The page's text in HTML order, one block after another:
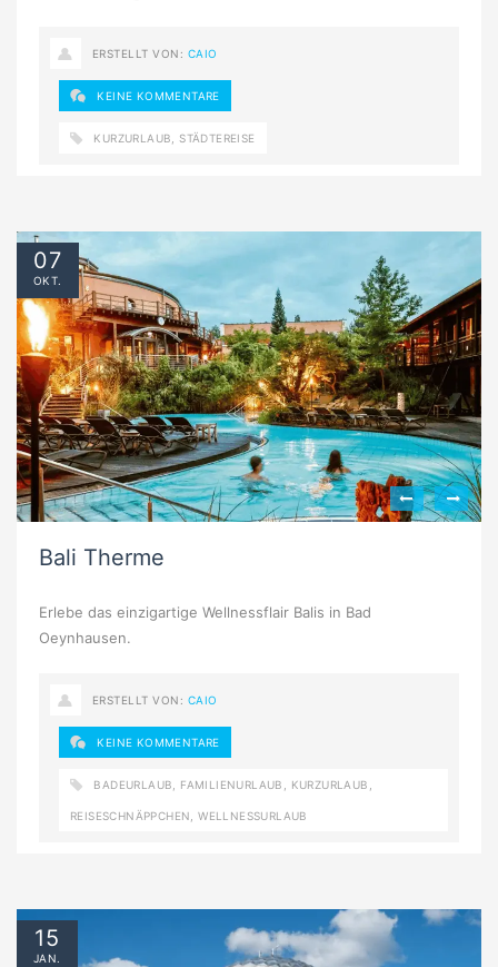
ERSTELLT VON: CAIO
KEINE KOMMENTARE
KURZURLAUB ,STÄDTEREISE
Bali Therme
Erlebe das einzigartige Wellnessflair Balis in Bad
Oeynhausen.
07
OKT.
ERSTELLT VON: CAIO
KEINE KOMMENTARE
BADEURLAUB FAMILIENURLAUB KURZURLAUB
REISESCHNÄPPCHEN ,WELLNESSURLAUB
15
JAN.